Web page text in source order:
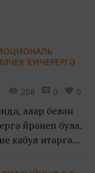
КИЧЕРЕРГӘ
208 0 0
алар белән
өйрәнеп була.
кабул итәргә